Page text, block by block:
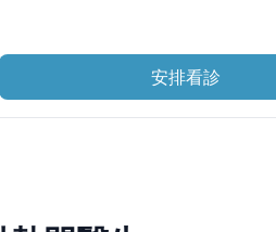
安排看診